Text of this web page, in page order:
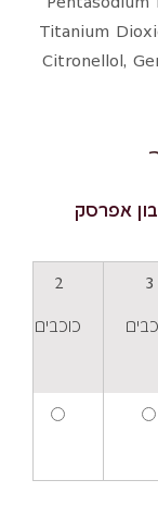
Titanium
Citronellol,
אפרסק
3
2
כוכבים